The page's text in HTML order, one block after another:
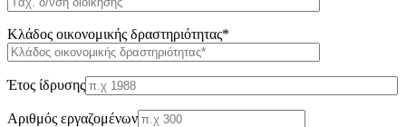
Κλάδος οικονομικής δραστηριότητας*
Έτος ίδρυσης
Αριθμός εργαζομένων